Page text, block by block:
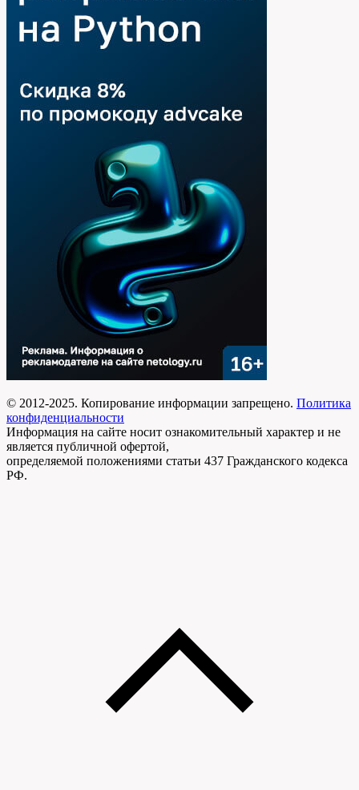
© 2012-2025. Копирование информации запрещено. Политика
конфиденциальности
Информация на сайте носит ознакомительный характер и не
является публичной офертой,
определяемой положениями статьи 437 Гражданского кодекса
РФ.